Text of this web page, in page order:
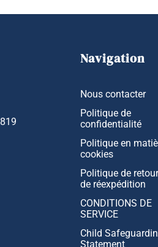
Navigation
Nous contacter
Politique de
confidentialité
Politique en
cookies
Politique de
de réexpédition
CONDITIONS DE
SERVICE
Child
Statement